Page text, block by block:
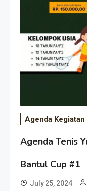
Agenda Kegiatan
Agenda Tenis
Bantul Cup #1
July 25, 2024